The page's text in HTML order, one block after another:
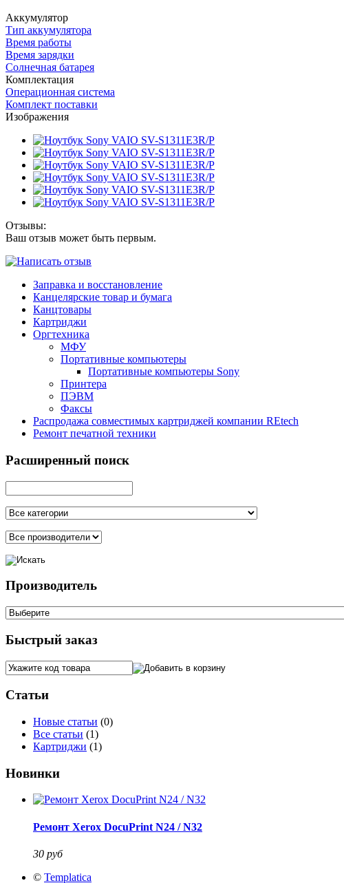
Аккумулятор
Тип аккумулятора
Время работы
Время зарядки
Солнечная батарея
Комплектация
Операционная система
Комплект поставки
Изображения
Отзывы:
Ваш отзыв может быть первым.
Заправка и восстановление
Канцелярские товар и бумага
Канцтовары
Картриджи
Оргтехника
МФУ
Портативные компьютеры
Портативные компьютеры Sony
Принтера
ПЭВМ
Факсы
Распродажа совместимых картриджей компании REtech
Ремонт печатной техники
Расширенный поиск
Производитель
Быстрый заказ
Статьи
Новые статьи (0)
Все статьи (1)
Картриджи (1)
Новинки
Ремонт Xerox DocuPrint N24 / N32
30 руб
© Templatica